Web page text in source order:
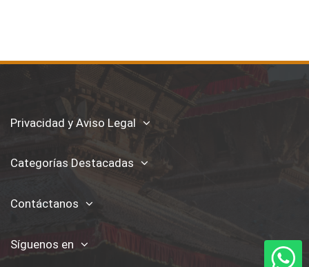
Privacidad y Aviso Legal
Categorías Destacadas
Contáctanos
Síguenos en